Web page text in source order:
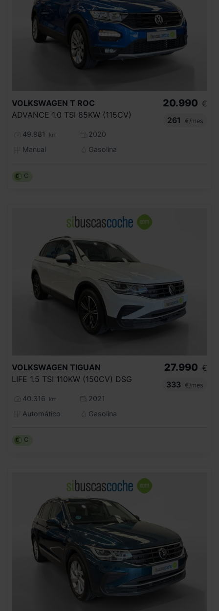
VOLKSWAGEN T ROC
ADVANCE 1.0 TSI 85KW (115CV)
49.981 km
2020
Manual
Gasolina
20.990 €
261
€/mes
C
VOLKSWAGEN TIGUAN
LIFE 1.5 TSI 110KW (150CV) DSG
40.316 km
2021
Automático
Gasolina
27.990 €
333
€/mes
C